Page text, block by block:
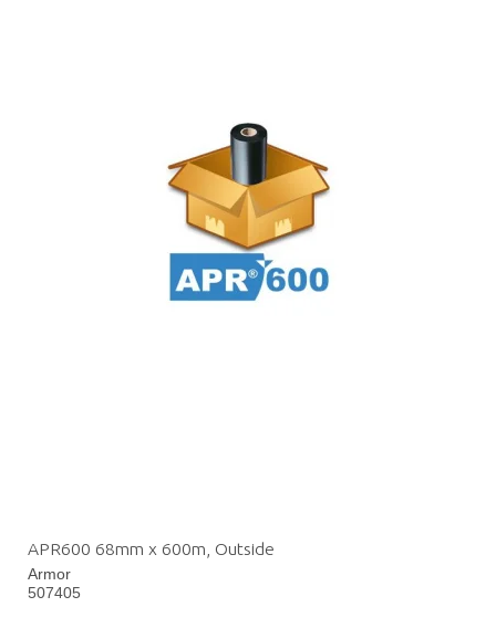
APR600 68mm x 600m, Outside
Armor
507405